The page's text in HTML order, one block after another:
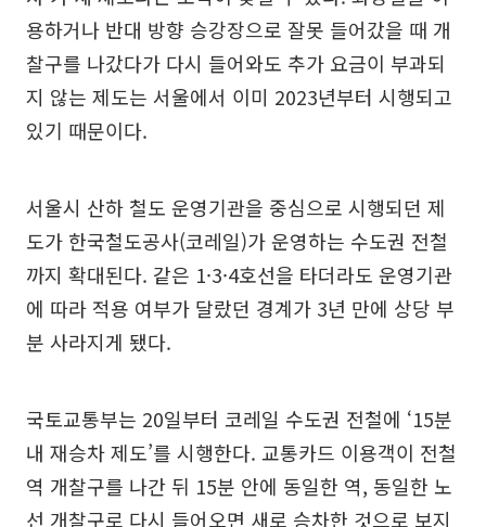
용하거나 반대 방향 승강장으로 잘못 들어갔을 때 개
찰구를 나갔다가 다시 들어와도 추가 요금이 부과되
지 않는 제도는 서울에서 이미 2023년부터 시행되고
있기 때문이다.
서울시 산하 철도 운영기관을 중심으로 시행되던 제
도가 한국철도공사(코레일)가 운영하는 수도권 전철
까지 확대된다. 같은 1·3·4호선을 타더라도 운영기관
에 따라 적용 여부가 달랐던 경계가 3년 만에 상당 부
분 사라지게 됐다.
국토교통부는 20일부터 코레일 수도권 전철에 ‘15분
내 재승차 제도’를 시행한다. 교통카드 이용객이 전철
역 개찰구를 나간 뒤 15분 안에 동일한 역, 동일한 노
선 개찰구로 다시 들어오면 새로 승차한 것으로 보지